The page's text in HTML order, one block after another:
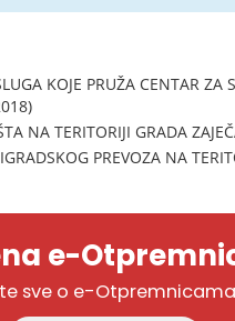
KOJE PRUŽA CENTAR ZA
NA TERITORIJI GRADA
PREVOZA NA
e-
sve o e-